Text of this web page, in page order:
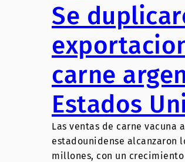
Se
carne
Estados
Las ventas de carne vacuna
estadounidense alcanzaron
millones, con un crecimiento